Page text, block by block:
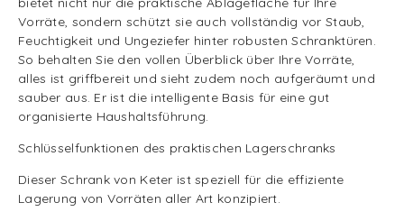
Vorräte, sondern schützt sie auch vollständig vor Staub,
Feuchtigkeit und Ungeziefer hinter robusten Schranktüren.
So behalten Sie den vollen Überblick über Ihre Vorräte,
alles ist griffbereit und sieht zudem noch aufgeräumt und
sauber aus. Er ist die intelligente Basis für eine gut
organisierte Haushaltsführung.
Schlüsselfunktionen des praktischen Lagerschranks
Dieser Schrank von Keter ist speziell für die effiziente
Lagerung von Vorräten aller Art konzipiert.